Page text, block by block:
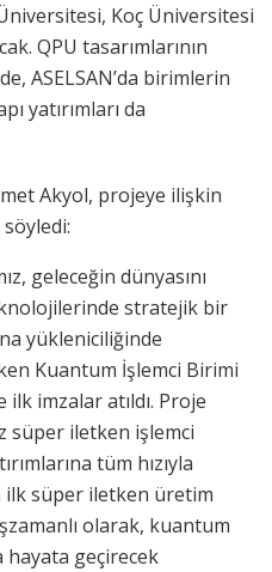
Koç Üniversitesi
QPU tasarımlarının
ASELSAN’da birimlerin
yatırımları da
Akyol, projeye ilişkin
geleceğin dünyasını
stratejik bir
yükleniciliğinde
Kuantum İşlemci Birimi
ilk imzalar atıldı. Proje
süper iletken işlemci
tüm hızıyla
ilk süper iletken üretim
olarak, kuantum
hayata geçirecek